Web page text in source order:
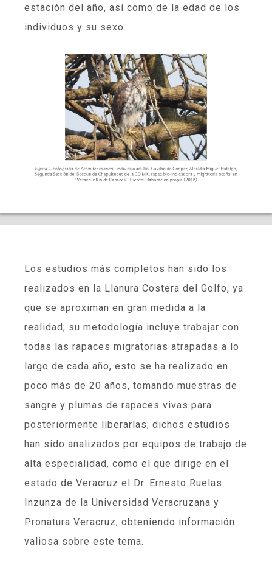
estación del año, así como de la edad de los
individuos y su sexo.
Los estudios más completos han sido los
realizados en la Llanura Costera del Golfo, ya
que se aproximan en gran medida a la
realidad; su metodología incluye trabajar con
todas las rapaces migratorias atrapadas a lo
largo de cada año, esto se ha realizado en
poco más de 20 años, tomando muestras de
sangre y plumas de rapaces vivas para
posteriormente liberarlas; dichos estudios
han sido analizados por equipos de trabajo de
alta especialidad, como el que dirige en el
estado de Veracruz el Dr. Ernesto Ruelas
Inzunza de la Universidad Veracruzana y
Pronatura Veracruz, obteniendo información
valiosa sobre este tema.